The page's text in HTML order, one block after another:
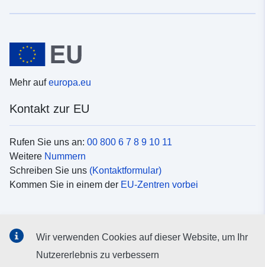
Mehr aufeuropa.eu
Kontakt zur EU
Rufen Sie uns an: 00 800 6 7 8 9 10 11
Weitere Nummern
Schreiben Sie uns (Kontaktformular)
Kommen Sie in einem der EU-Zentren vorbei
Suche nach EUSocial-Media-Kanäle
Wir verwenden Cookies auf dieser Website, um Ihr
Nutzererlebnis zu verbessern